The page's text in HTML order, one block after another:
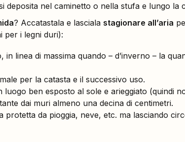
deposita nel caminetto o nella stufa e lungo la
? Accatastala e lasciala stagionare all’aria
per i legni duri):
in linea di massima quando – d’inverno – la
per la catasta e il successivo uso.
luogo ben esposto al sole e arieggiato (quindi
dai muri almeno una decina di centimetri.
protetta da pioggia, neve, etc. ma lasciando